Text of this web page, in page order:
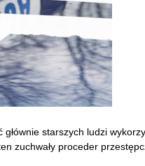
głównie starszych ludzi
zuchwały proceder